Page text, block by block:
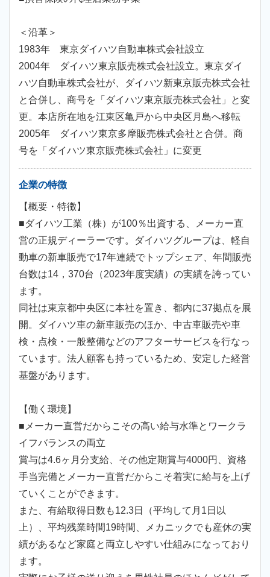
＜沿革＞
1983年 東京ダイハツ自動車株式会社設立
2004年 ダイハツ東京販売株式会社設立。東京ダイ
ハツ自動車株式会社が、ダイハツ新東京販売株式会社
と合併し、商号を「ダイハツ東京販売株式会社」と変
更。本店所在地を江東区亀戸から中央区月島へ移転
2005年 ダイハツ東京多摩販売株式会社と合併。商
号を「ダイハツ東京販売株式会社」に変更
企業の特徴
【概要・特徴】
■ダイハツ工業（株）が100％出資する、メーカー直
営の正規ディーラーです。ダイハツグループは、軽自
動車の新車販売で17年連続でトップシェア、年間販売
台数は14，370台（2023年度実績）の実績を誇ってい
ます。
同社は東京都中央区に本社を置き、都内に37拠点を展
開。ダイハツ車の新車販売のほか、中古車販売や車
検・点検・一般整備などのアフターサービスを行なっ
ています。法人顧客も持っているため、安定した経営
基盤があります。
【働く環境】
■メーカー直営だからこその高い給与水準とワークラ
イフバランスの両立
賞与は4.6ヶ月分支給、その他定期賞与4000円、資格
手当完備とメーカー直営だからこそ着実に給与を上げ
ていくことができます。
また、有給取得日数も12.3日（平均して月1日以
上）、平均残業時間19時間、メカニックでも産休の実
績があるなど家庭と両立しやすい仕組みになっており
ます。